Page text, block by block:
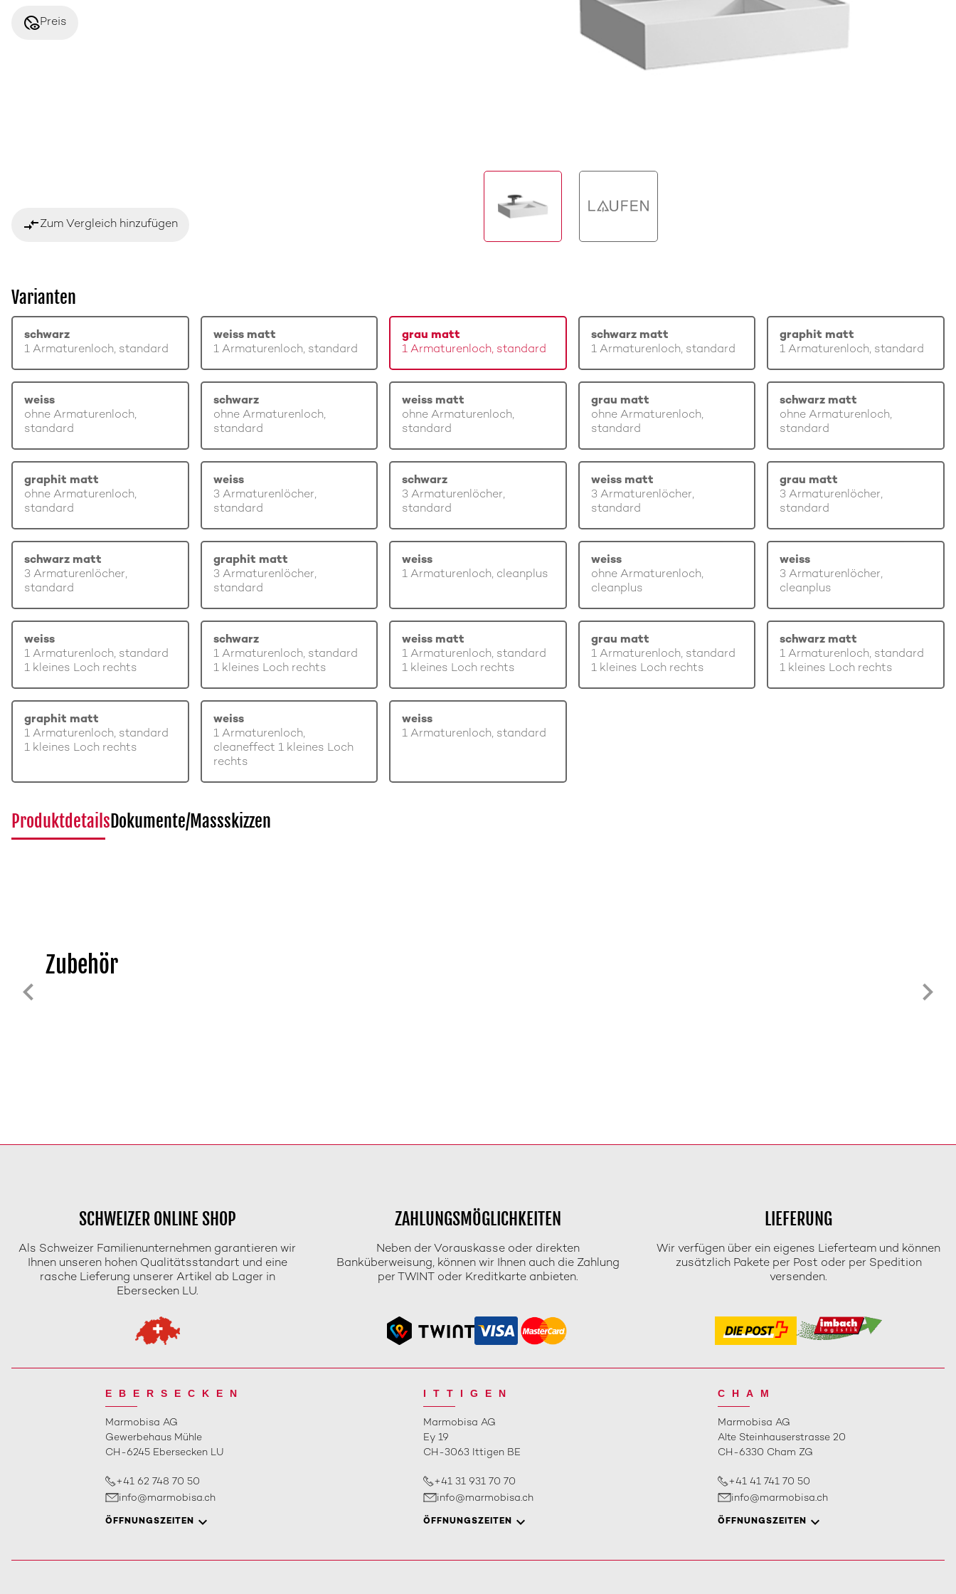
disabled_visiblePreis
compare_arrowsZum Vergleich hinzufügen
Varianten
schwarz
1 Armaturenloch, standard
weiss matt
1 Armaturenloch, standard
grau matt
1 Armaturenloch, standard
schwarz matt
1 Armaturenloch, standard
graphit matt
1 Armaturenloch, standard
weiss
ohne Armaturenloch,
standard
schwarz
ohne Armaturenloch,
standard
weiss matt
ohne Armaturenloch,
standard
grau matt
ohne Armaturenloch,
standard
schwarz matt
ohne Armaturenloch,
standard
graphit matt
ohne Armaturenloch,
standard
weiss
3 Armaturenlöcher,
standard
schwarz
3 Armaturenlöcher,
standard
weiss matt
3 Armaturenlöcher,
standard
grau matt
3 Armaturenlöcher,
standard
schwarz matt
3 Armaturenlöcher,
standard
graphit matt
3 Armaturenlöcher,
standard
weiss
1 Armaturenloch, cleanplus
weiss
ohne Armaturenloch,
cleanplus
weiss
3 Armaturenlöcher,
cleanplus
weiss
1 Armaturenloch, standard
1 kleines Loch rechts
schwarz
1 Armaturenloch, standard
1 kleines Loch rechts
weiss matt
1 Armaturenloch, standard
1 kleines Loch rechts
grau matt
1 Armaturenloch, standard
1 kleines Loch rechts
schwarz matt
1 Armaturenloch, standard
1 kleines Loch rechts
graphit matt
1 Armaturenloch, standard
1 kleines Loch rechts
weiss
1 Armaturenloch,
cleaneffect 1 kleines Loch
rechts
weiss
1 Armaturenloch, standard
ProduktdetailsDokumente/Massskizzen
Zubehör
SCHWEIZER ONLINE SHOP
Als Schweizer Familienunternehmen garantieren wir
Ihnen unseren hohen Qualitätsstandart und eine
rasche Lieferung unserer Artikel ab Lager in
Ebersecken LU.
ZAHLUNGSMÖGLICHKEITEN
Neben der Vorauskasse oder direkten
Banküberweisung, können wir Ihnen auch die Zahlung
per TWINT oder Kreditkarte anbieten.
LIEFERUNG
Wir verfügen über ein eigenes Lieferteam und können
zusätzlich Pakete per Post oder per Spedition
versenden.
EBERSECKEN
Marmobisa AG
Gewerbehaus Mühle
CH-6245 Ebersecken LU
+41 62 748 70 50
info@marmobisa.ch
ÖFFNUNGSZEITEN
ITTIGEN
Marmobisa AG
Ey 19
CH-3063 Ittigen BE
+41 31 931 70 70
info@marmobisa.ch
ÖFFNUNGSZEITEN
CHAM
Marmobisa AG
Alte Steinhauserstrasse 20
CH-6330 Cham ZG
+41 41 741 70 50
info@marmobisa.ch
ÖFFNUNGSZEITEN